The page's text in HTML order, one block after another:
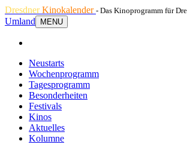
DresdnerKinokalender - Das Kinoprogramm für
Umland
MENU
Neustarts
Wochenprogramm
Tagesprogramm
Besonderheiten
Festivals
Kinos
Aktuelles
Kolumne